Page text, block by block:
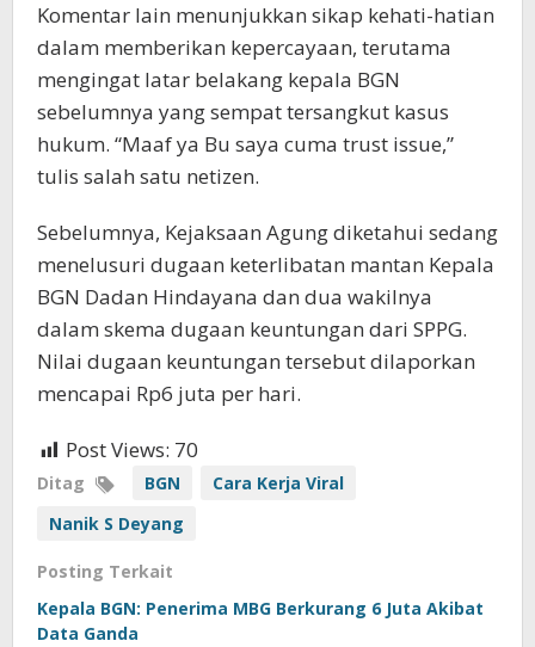
Komentar lain menunjukkan sikap kehati-hatian
dalam memberikan kepercayaan, terutama
mengingat latar belakang kepala BGN
sebelumnya yang sempat tersangkut kasus
hukum. “Maaf ya Bu saya cuma trust issue,”
tulis salah satu netizen.
Sebelumnya, Kejaksaan Agung diketahui sedang
menelusuri dugaan keterlibatan mantan Kepala
BGN Dadan Hindayana dan dua wakilnya
dalam skema dugaan keuntungan dari SPPG.
Nilai dugaan keuntungan tersebut dilaporkan
mencapai Rp6 juta per hari.
Post Views: 70
Ditag BGN
Cara Kerja Viral
Nanik S Deyang
Posting Terkait
Kepala BGN: Penerima MBG Berkurang 6 Juta Akibat
Data Ganda